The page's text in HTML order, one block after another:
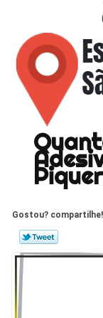
Gostou? compartilhe!